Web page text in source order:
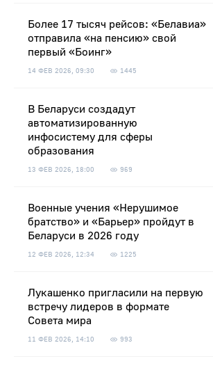
Более 17 тысяч рейсов: «Белавиа»
отправила «на пенсию» свой
первый «Боинг»
14 ФЕВ 2026, 09:30 1445
В Беларуси создадут
автоматизированную
инфосистему для сферы
образования
13 ФЕВ 2026, 18:00 969
Военные учения «Нерушимое
братство» и «Барьер» пройдут в
Беларуси в 2026 году
12 ФЕВ 2026, 12:34 1225
Лукашенко пригласили на первую
встречу лидеров в формате
Совета мира
11 ФЕВ 2026, 14:10 993